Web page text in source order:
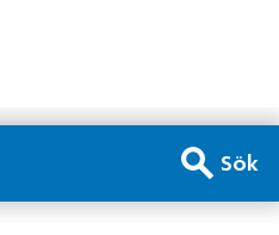
Sök